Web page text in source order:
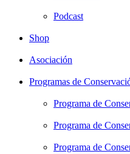
Podcast
Shop
Asociación
Programas de
Programa de
Programa de
Programa de